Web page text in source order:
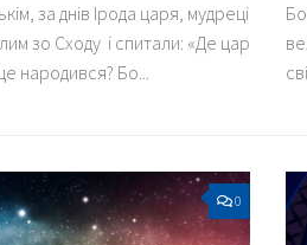
за днів Ірода царя, мудреці
зо Сходу і спитали: «Де цар
народився? Бо...
0